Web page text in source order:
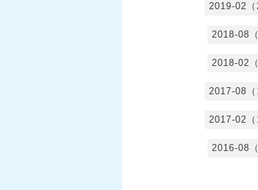
2019-02（
2018-08（
2018-02（
2017-08（
2017-02（
2016-08（